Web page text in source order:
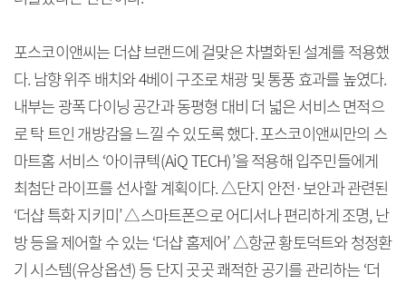
포스코이앤씨는 더샵 브랜드에 걸맞은 차별화된 설계를 적용했
다. 남향 위주 배치와 4베이 구조로 채광 및 통풍 효과를 높였다.
내부는 광폭 다이닝 공간과 동평형 대비 더 넓은 서비스 면적으
로 탁 트인 개방감을 느낄 수 있도록 했다. 포스코이앤씨만의 스
마트홈 서비스 ‘아이큐텍(AiQ TECH)’을 적용해 입주민들에게
최첨단 라이프를 선사할 계획이다. △단지 안전·보안과 관련된
‘더샵 특화 지키미’ △스마트폰으로 어디서나 편리하게 조명, 난
방 등을 제어할 수 있는 ‘더샵 홈제어’ △항균 황토덕트와 청정환
기 시스템(유상옵션) 등 단지 곳곳 쾌적한 공기를 관리하는 ‘더